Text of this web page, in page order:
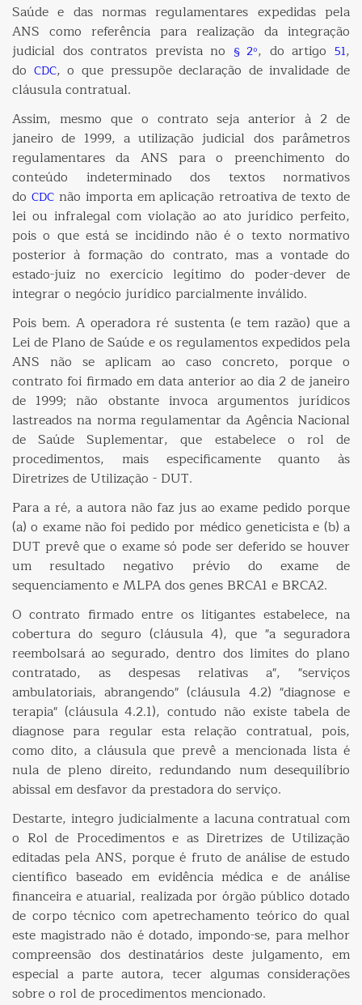
Saúde e das normas regulamentares expedidas pela
ANS como referência para realização da integração
judicial dos contratos prevista no § 2º, do artigo51,
do CDC, o que pressupõe declaração de invalidade de
cláusula contratual.
Assim, mesmo que o contrato seja anterior à 2 de
janeiro de 1999, a utilização judicial dos parâmetros
regulamentares da ANS para o preenchimento do
conteúdo indeterminado dos textos normativos
do CDCnão importa em aplicação retroativa de texto de
lei ou infralegal com violação ao ato jurídico perfeito,
pois o que está se incidindo não é o texto normativo
posterior à formação do contrato, mas a vontade do
estado-juiz no exercício legítimo do poder-dever de
integrar o negócio jurídico parcialmente inválido.
Pois bem. A operadora ré sustenta (e tem razão) que a
Lei de Plano de Saúde e os regulamentos expedidos pela
ANS não se aplicam ao caso concreto, porque o
contrato foi firmado em data anterior ao dia 2 de janeiro
de 1999; não obstante invoca argumentos jurídicos
lastreados na norma regulamentar da Agência Nacional
de Saúde Suplementar, que estabelece o rol de
procedimentos, mais especificamente quanto às
Diretrizes de Utilização - DUT.
Para a ré, a autora não faz jus ao exame pedido porque
(a) o exame não foi pedido por médico geneticista e (b) a
DUT prevê que o exame só pode ser deferido se houver
um resultado negativo prévio do exame de
sequenciamento e MLPA dos genes BRCA1 e BRCA2.
O contrato firmado entre os litigantes estabelece, na
cobertura do seguro (cláusula 4), que "a seguradora
reembolsará ao segurado, dentro dos limites do plano
contratado, as despesas relativas a", "serviços
ambulatoriais, abrangendo" (cláusula 4.2) "diagnose e
terapia" (cláusula 4.2.1), contudo não existe tabela de
diagnose para regular esta relação contratual, pois,
como dito, a cláusula que prevê a mencionada lista é
nula de pleno direito, redundando num desequilíbrio
abissal em desfavor da prestadora do serviço.
Destarte, integro judicialmente a lacuna contratual com
o Rol de Procedimentos e as Diretrizes de Utilização
editadas pela ANS, porque é fruto de análise de estudo
científico baseado em evidência médica e de análise
financeira e atuarial, realizada por órgão público dotado
de corpo técnico com apetrechamento teórico do qual
este magistrado não é dotado, impondo-se, para melhor
compreensão dos destinatários deste julgamento, em
especial a parte autora, tecer algumas considerações
sobre o rol de procedimentos mencionado.